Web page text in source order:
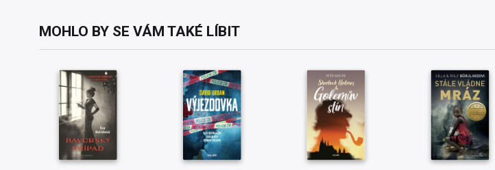
MOHLO BY SE VÁM TAKÉ LÍBIT